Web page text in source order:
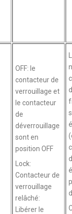
OFF: le
contacteur de
verrouillage et
le contacteur
de
déverrouillage
sont en
position OFF
Lock:
Contacteur de
verrouillage
relâché:
Libérer le